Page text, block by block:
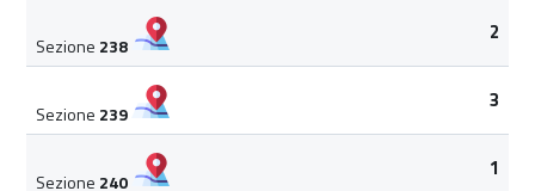
Sezione 238
2
Sezione 239
3
Sezione 240
1